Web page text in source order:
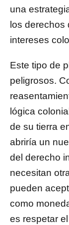
una
los derechos
intereses
Este tipo de
peligrosos.
lógica
de su tierra
abriría un
del derecho
necesitan
pueden
como
es respetar